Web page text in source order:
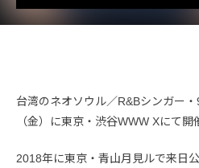
台湾のネオソウル／R&Bシンガー
（金）に東京・渋谷WWW Xにて開
2018年に東京・青山月見ルで来日